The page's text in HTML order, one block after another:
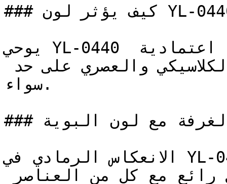
### كيف يؤثر لون YL-0440 على الإضاءة واتساع الغرفة؟
يوحي YL-0440 بالثبات والاتزان، ويوفر خلفية اعتمادية
سواء.
### كيف أنسق ديكور الغرفة مع لون البوية YL-0440؟
الانعكاس الرمادي في YL-0440 يجعله من أكثر الخيارات